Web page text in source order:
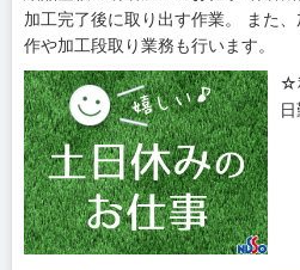
加工完了後に取り出す作業。 また
作や加工段取り業務も行います。
☆